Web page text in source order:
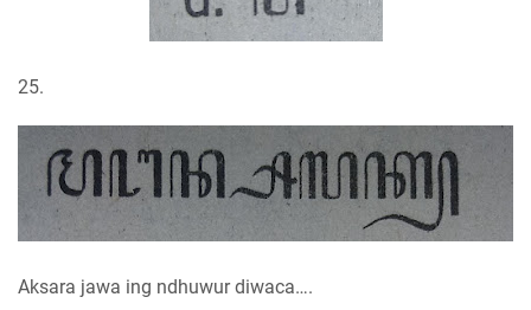
25.
Aksara jawa ing ndhuwur diwaca….